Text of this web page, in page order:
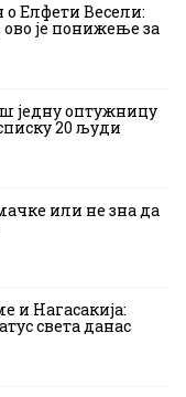
Елфети Весели:
ово је понижење за
једну оптужницу
20 људи
или не зна да
Нагасакија:
света данас